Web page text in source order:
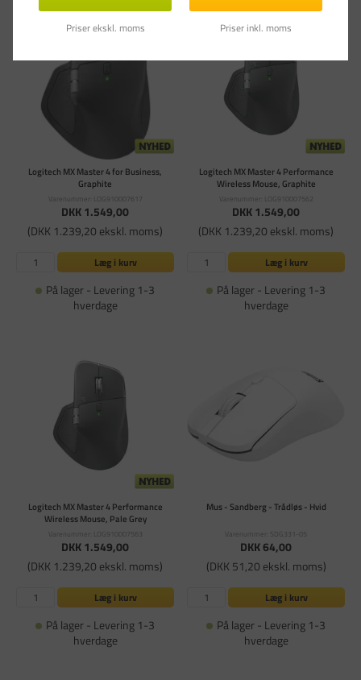
Logitech MX Master 4 for Business,
Graphite
Varenummer: LOG910007617
DKK 1.549,00
(DKK 1.239,20 ekskl. moms)
Læg i kurv
På lager - Levering 1-3
hverdage
Logitech MX Master 4 Performance
Wireless Mouse, Graphite
Varenummer: LOG910007562
DKK 1.549,00
(DKK 1.239,20 ekskl. moms)
Læg i kurv
På lager - Levering 1-3
hverdage
Logitech MX Master 4 Performance
Wireless Mouse, Pale Grey
Varenummer: LOG910007563
DKK 1.549,00
(DKK 1.239,20 ekskl. moms)
Læg i kurv
På lager - Levering 1-3
hverdage
Mus - Sandberg - Trådløs - Hvid
Varenummer: SDG331-05
DKK 64,00
(DKK 51,20 ekskl. moms)
Læg i kurv
På lager - Levering 1-3
hverdage
Priser ekskl. moms Priser inkl. moms